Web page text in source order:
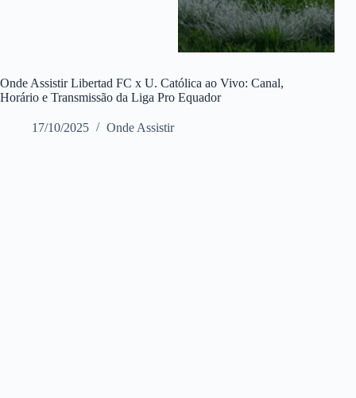
Onde Assistir Libertad FC x U. Católica ao Vivo: Canal,
Horário e Transmissão da Liga Pro Equador
17/10/2025 Onde Assistir